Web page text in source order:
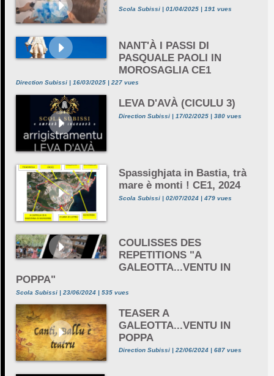
Scola Subissi | 01/04/2025 | 191 vues
NANT'À I PASSI DI
PASQUALE PAOLI IN
MOROSAGLIA CE1
Direction Subissi | 16/03/2025 | 227 vues
LEVA D'AVÀ (CICULU 3)
Direction Subissi | 17/02/2025 | 380 vues
Spassighjata in Bastia, trà
mare è monti ! CE1, 2024
Scola Subissi | 02/07/2024 | 479 vues
COULISSES DES
REPETITIONS "A
GALEOTTA...VENTU IN
POPPA"
Scola Subissi | 23/06/2024 | 535 vues
TEASER A
GALEOTTA...VENTU IN
POPPA
Direction Subissi | 22/06/2024 | 687 vues